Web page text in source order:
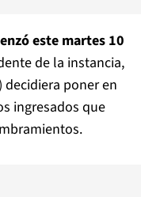
este martes 10
de la instancia,
decidiera poner en
ingresados que